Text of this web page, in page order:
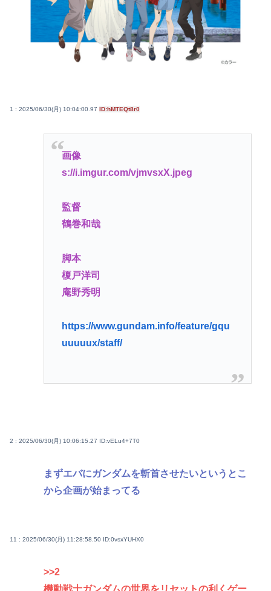
1 : 2025/06/30(月) 10:04:00.97 ID:hMTEQt8r0
画像
s://i.imgur.com/vjmvsxX.jpeg
監督
鶴巻和哉
脚本
榎戸洋司
庵野秀明
https://www.gundam.info/feature/gqu
uuuuux/staff/
2 : 2025/06/30(月) 10:06:15.27 ID:vELu4+7T0
まずエバにガンダムを斬首させたいというとこ
から企画が始まってる
11 : 2025/06/30(月) 11:28:58.50 ID:0vsxYUHX0
>>2
機動戦士ガンダムの世界をリセットの利くゲー